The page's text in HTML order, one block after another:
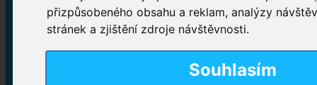
přizpůsobeného obsahu a reklam, analýzy
stránek a zjištění zdroje návštěvnosti.
Souhlasím
Plenkové kalhotky navlékací,Plenkové kalhotky
zalepovací,Inkontinenční kalhotky dámské